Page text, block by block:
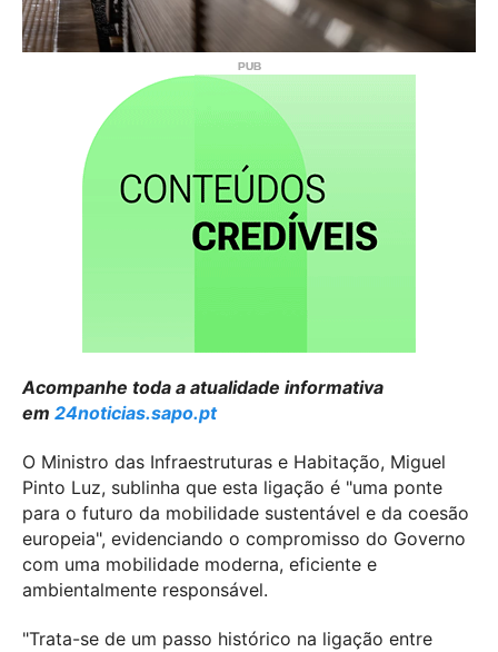
Acompanhe toda a atualidade informativa
em 24noticias.sapo.pt
O Ministro das Infraestruturas e Habitação, Miguel
Pinto Luz, sublinha que esta ligação é "uma ponte
para o futuro da mobilidade sustentável e da coesão
europeia", evidenciando o compromisso do Governo
com uma mobilidade moderna, eficiente e
ambientalmente responsável.
"Trata-se de um passo histórico na ligação entre